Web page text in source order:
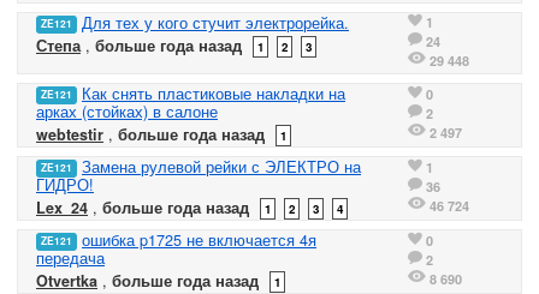
ZE121
Для тех у кого стучит электрорейка.
Степа , больше года назад 1 2 3
1
24
29 448
ZE121
Как снять пластиковые накладки на
арках (стойках) в салоне
webtestir , больше года назад 1
0
2
2 497
ZE121
Замена рулевой рейки с ЭЛЕКТРО на
ГИДРО!
Lex_24 , больше года назад 1 2 3 4
1
36
46 724
ZE121
ошибка p1725 не включается 4я
передача
Otvertka , больше года назад 1
0
2
8 690